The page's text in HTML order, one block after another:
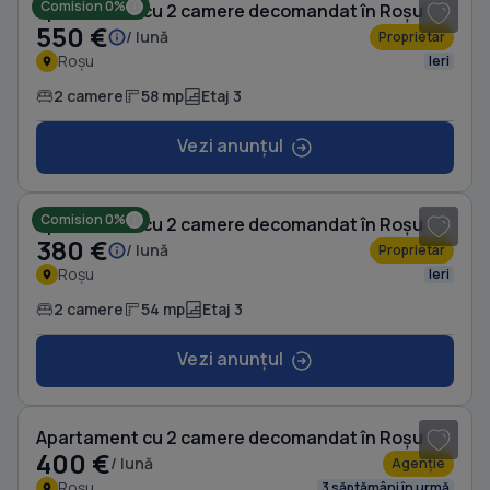
Comision 0%
Apartament cu 2 camere decomandat în Roșu
550 € / lună Proprietar
Roșu Ieri
2 camere 58 mp Etaj 3
Vezi anunțul
Comision 0%
Apartament cu 2 camere decomandat în Roșu
380 € / lună Proprietar
Roșu Ieri
2 camere 54 mp Etaj 3
Vezi anunțul
Apartament cu 2 camere decomandat în Roșu
400 €/ lună Agenție